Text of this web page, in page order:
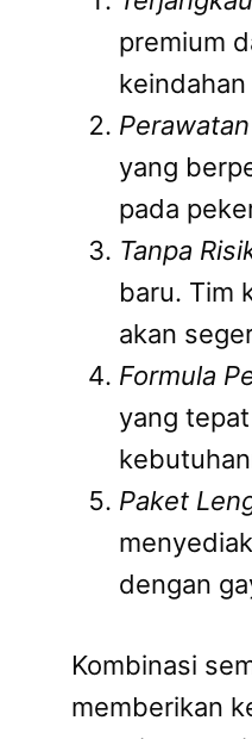
premium
yang
pada
Tanpa
baru. Tim
akan
Formula
yang
Paket
dengan
Kombinasi
memberikan